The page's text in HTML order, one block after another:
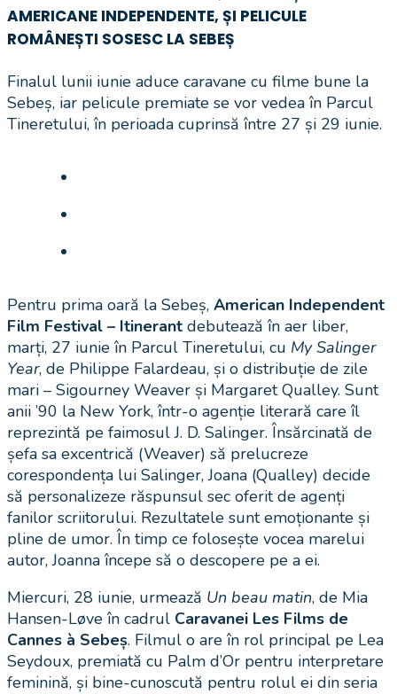
AMERICANE INDEPENDENTE, ȘI PELICULE
ROMÂNEȘTI SOSESC LA SEBEȘ
Finalul lunii iunie aduce caravane cu filme bune la
Sebeș, iar pelicule premiate se vor vedea în Parcul
Tineretului, în perioada cuprinsă între 27 și 29 iunie.
Pentru prima oară la Sebeș, American Independent
Film Festival – Itinerant debutează în aer liber,
marți, 27 iunie în Parcul Tineretului, cu My Salinger
Year, de Philippe Falardeau, și o distribuție de zile
mari – Sigourney Weaver și Margaret Qualley. Sunt
anii ’90 la New York, într-o agenție literară care îl
reprezintă pe faimosul J. D. Salinger. Însărcinată de
șefa sa excentrică (Weaver) să prelucreze
corespondența lui Salinger, Joana (Qualley) decide
să personalizeze răspunsul sec oferit de agenți
fanilor scriitorului. Rezultatele sunt emoționante și
pline de umor. În timp ce folosește vocea marelui
autor, Joanna începe să o descopere pe a ei.
Miercuri, 28 iunie, urmează Un beau matin, de Mia
Hansen-Løve în cadrul Caravanei Les Films de
Cannes à Sebeș. Filmul o are în rol principal pe Lea
Seydoux, premiată cu Palm d’Or pentru interpretare
feminină, și bine-cunoscută pentru rolul ei din seria